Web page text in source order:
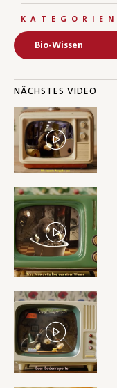
KATEGORIEN
Bio-Wissen
NÄCHSTES VIDEO